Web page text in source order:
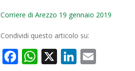
Corriere di Arezzo 19 gennaio 2019
Condividi questo articolo su:
Facebook
WhatsApp
X LinkedIn